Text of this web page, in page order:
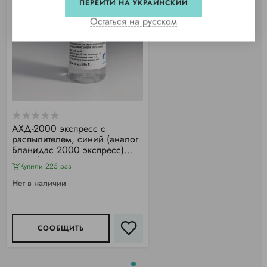
АХД-2000 экспресс с
распылителем, синий (аналог
Бланидас 2000 экспресс)
(60мл)
Купили 225 раз
Нет в наличии
СООБЩИТЬ
ПЕРЕЙТИ НА УКРАИНСКИЙ
Остаться на русском